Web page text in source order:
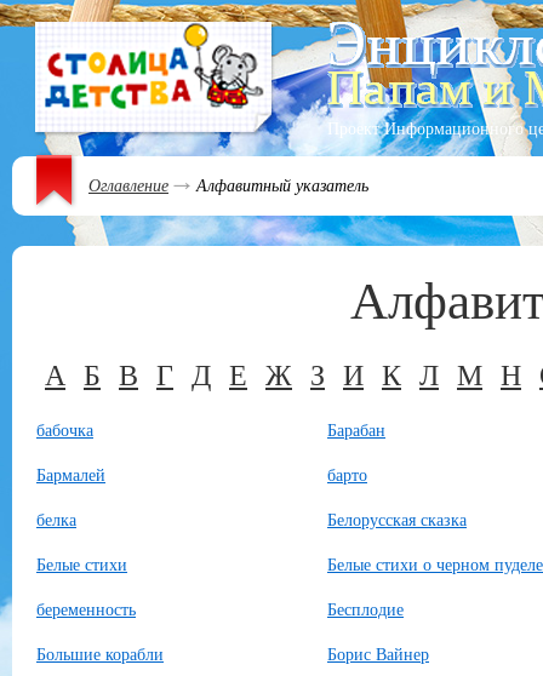
Проект Информационного
Оглавление Алфавитный указатель
А Б В Г Д Е Ж З И К Л М Н
бабочка
Барабан
Бармалей
барто
белка
Белорусская сказка
Белые стихи
Белые стихи о черном пуделе
беременность
Бесплодие
Большие корабли
Борис Вайнер